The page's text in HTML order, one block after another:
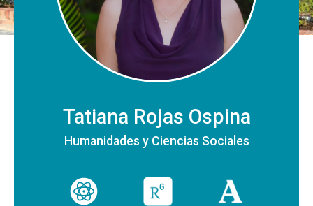
Tatiana Rojas Ospina
Humanidades y Ciencias Sociales